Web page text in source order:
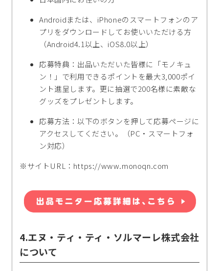
Androidまたは、iPhoneのスマートフォンのア
プリをダウンロードしてお使いいただける方
（Android4.1以上、iOS8.0以上）
応募特典：出品いただいた皆様に「モノキュ
ン！」で利用できるポイントを最大3,000ポイ
ント進呈します。更に抽選で200名様に素敵な
グッズをプレゼントします。
応募方法：以下のボタンを押して応募ページに
アクセスしてください。（PC・スマートフォ
ン対応）
※サイトURL：https://www.monoqn.com
4.エヌ・ティ・ティ・ソルマーレ株式会社
について